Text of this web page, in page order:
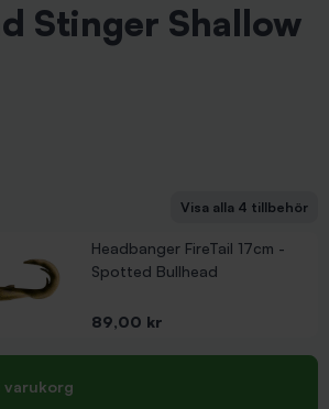
Stinger Shallow
Visa alla 4 tillbehör
Headbanger FireTail 17cm -
Spotted Bullhead
Pris
89,00 kr
varukorg